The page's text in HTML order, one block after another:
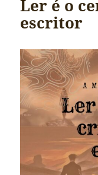
Ler é o
escritor